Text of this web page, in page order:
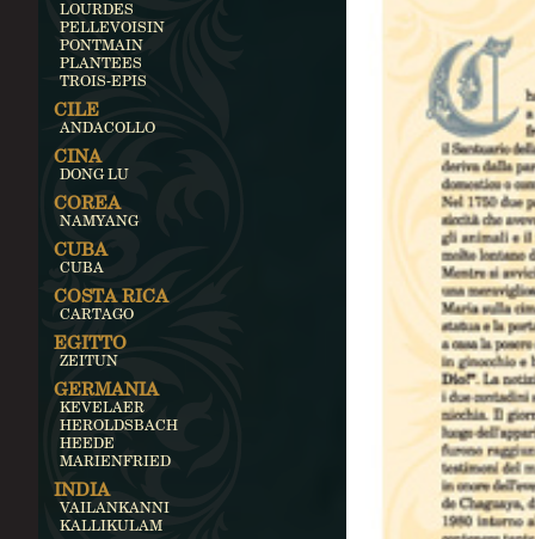
LOURDES
PELLEVOISIN
PONTMAIN
PLANTEES
TROIS-EPIS
CILE
ANDACOLLO
CINA
DONG LU
COREA
NAMYANG
CUBA
CUBA
COSTA RICA
CARTAGO
EGITTO
ZEITUN
GERMANIA
KEVELAER
HEROLDSBACH
HEEDE
MARIENFRIED
INDIA
VAILANKANNI
KALLIKULAM